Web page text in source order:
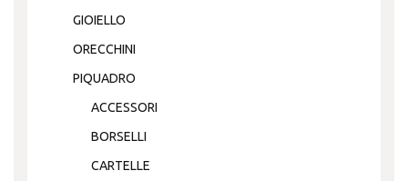
GIOIELLO
ORECCHINI
PIQUADRO
ACCESSORI
BORSELLI
CARTELLE